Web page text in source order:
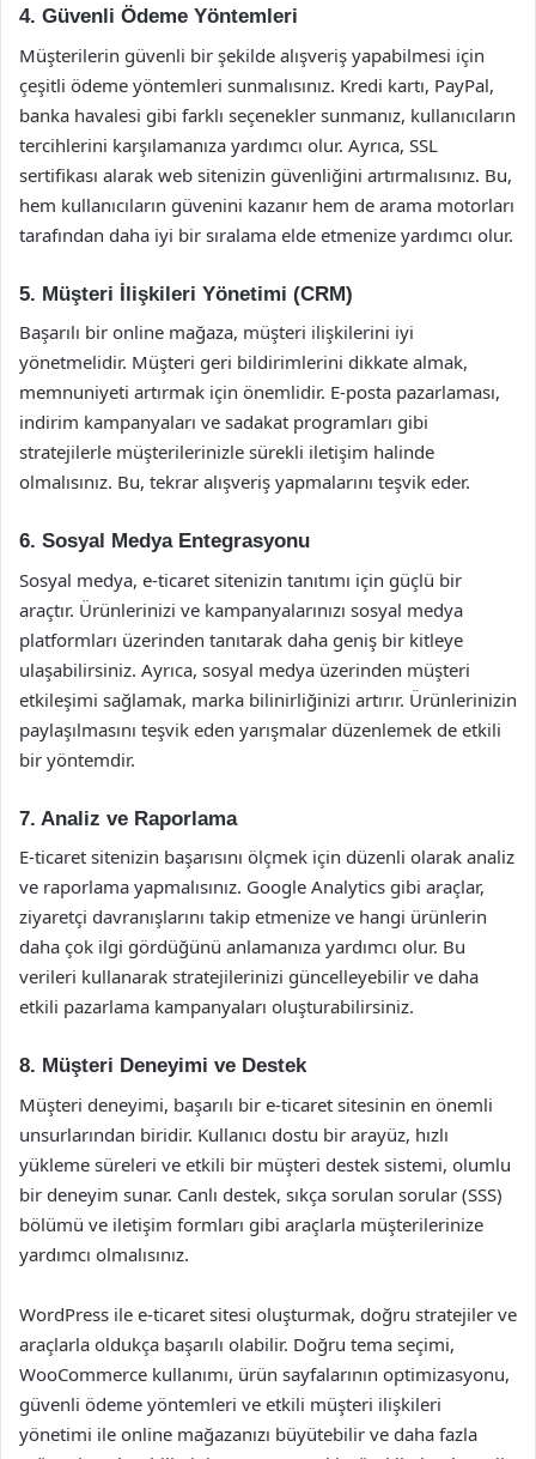
4. Güvenli Ödeme Yöntemleri
Müşterilerin güvenli bir şekilde alışveriş yapabilmesi için
çeşitli ödeme yöntemleri sunmalısınız. Kredi kartı, PayPal,
banka havalesi gibi farklı seçenekler sunmanız, kullanıcıların
tercihlerini karşılamanıza yardımcı olur. Ayrıca, SSL
sertifikası alarak web sitenizin güvenliğini artırmalısınız. Bu,
hem kullanıcıların güvenini kazanır hem de arama motorları
tarafından daha iyi bir sıralama elde etmenize yardımcı olur.
5. Müşteri İlişkileri Yönetimi (CRM)
Başarılı bir online mağaza, müşteri ilişkilerini iyi
yönetmelidir. Müşteri geri bildirimlerini dikkate almak,
memnuniyeti artırmak için önemlidir. E-posta pazarlaması,
indirim kampanyaları ve sadakat programları gibi
stratejilerle müşterilerinizle sürekli iletişim halinde
olmalısınız. Bu, tekrar alışveriş yapmalarını teşvik eder.
6. Sosyal Medya Entegrasyonu
Sosyal medya, e-ticaret sitenizin tanıtımı için güçlü bir
araçtır. Ürünlerinizi ve kampanyalarınızı sosyal medya
platformları üzerinden tanıtarak daha geniş bir kitleye
ulaşabilirsiniz. Ayrıca, sosyal medya üzerinden müşteri
etkileşimi sağlamak, marka bilinirliğinizi artırır. Ürünlerinizin
paylaşılmasını teşvik eden yarışmalar düzenlemek de etkili
bir yöntemdir.
7. Analiz ve Raporlama
E-ticaret sitenizin başarısını ölçmek için düzenli olarak analiz
ve raporlama yapmalısınız. Google Analytics gibi araçlar,
ziyaretçi davranışlarını takip etmenize ve hangi ürünlerin
daha çok ilgi gördüğünü anlamanıza yardımcı olur. Bu
verileri kullanarak stratejilerinizi güncelleyebilir ve daha
etkili pazarlama kampanyaları oluşturabilirsiniz.
8. Müşteri Deneyimi ve Destek
Müşteri deneyimi, başarılı bir e-ticaret sitesinin en önemli
unsurlarından biridir. Kullanıcı dostu bir arayüz, hızlı
yükleme süreleri ve etkili bir müşteri destek sistemi, olumlu
bir deneyim sunar. Canlı destek, sıkça sorulan sorular (SSS)
bölümü ve iletişim formları gibi araçlarla müşterilerinize
yardımcı olmalısınız.
WordPress ile e-ticaret sitesi oluşturmak, doğru stratejiler ve
araçlarla oldukça başarılı olabilir. Doğru tema seçimi,
WooCommerce kullanımı, ürün sayfalarının optimizasyonu,
güvenli ödeme yöntemleri ve etkili müşteri ilişkileri
yönetimi ile online mağazanızı büyütebilir ve daha fazla